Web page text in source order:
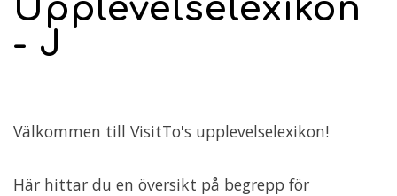
Upplevelselexikon
- J
Välkommen till VisitTo's upplevelselexikon!
Här hittar du en översikt på begrepp för